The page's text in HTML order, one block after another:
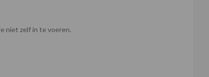
niet zelf in te voeren.